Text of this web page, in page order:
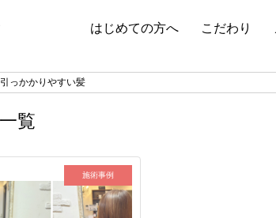
はじめての方へ こだわり
引っかかりやすい髪
覧
施術事例